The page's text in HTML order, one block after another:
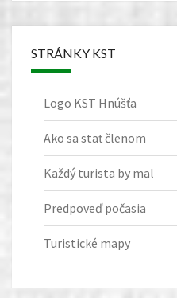
STRÁNKY KST
Logo KST Hnúšťa
Ako sa stať členom
Každý turista by mal
Predpoveď počasia
Turistické mapy